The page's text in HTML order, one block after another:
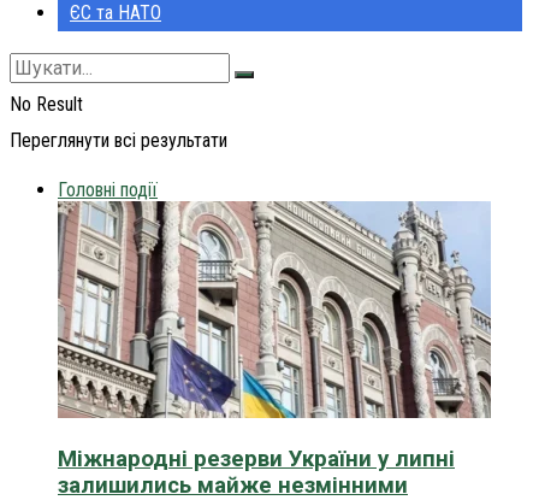
ЄС та НАТО
No Result
Переглянути всі результати
Головні події
Міжнародні резерви України у липні
залишились майже незмінними